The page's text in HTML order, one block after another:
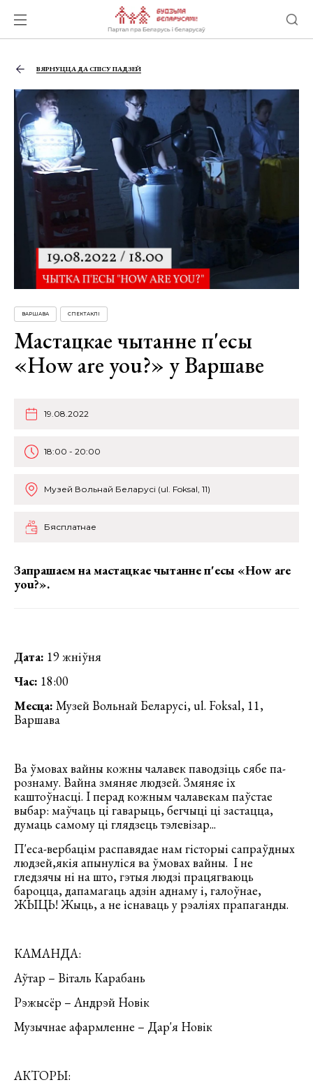
ВЯРНУЦЦА ДА СПІСУ ПАДЗЕЙ
ВАРШАВА СПЕКТАКЛІ
Мастацкае чытанне п'есы
«How are you?» у Варшаве
19.08.2022
18:00 - 20:00
Музей Вольнай Беларусі (ul. Foksal, 11)
Бясплатнае
Запрашаем на мастацкае чытанне п'есы «How are
you?».
Дата: 19 жніўня
Час: 18:00
Месца: Музей Вольнай Беларусі, ul. Foksal, 11,
Варшава
Ва ўмовах вайны кожны чалавек паводзіць сябе па-
рознаму. Вайна змяняе людзей. Змяняе іх
каштоўнасці. І перад кожным чалавекам паўстае
выбар: маўчаць ці гаварыць, бегчыці ці застацца,
думаць самому ці глядзець тэлевізар...
П'еса-вербацім распавядае нам гісторыі сапраўдных
людзей,якія апынуліся ва ўмовах вайны. І не
гледзячы ні на што, гэтыя людзі працягваюць
бароцца, дапамагаць адзін аднаму і, галоўнае,
ЖЫЦЬ! Жыць, а не існаваць у рэаліях прапаганды.
КАМАНДА:
Аўтар – Віталь Карабань️
Рэжысёр – Андрэй Новік
Музычнае афармленне – Дар'я Новік
АКТОРЫ: